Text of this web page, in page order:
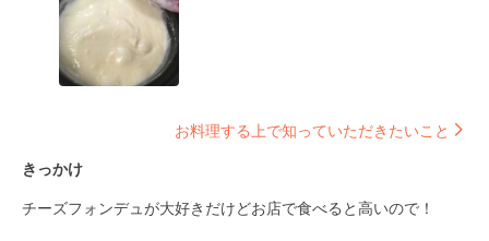
お料理する上で知っていただきたいこと
きっかけ
チーズフォンデュが大好きだけどお店で食べると高いので！